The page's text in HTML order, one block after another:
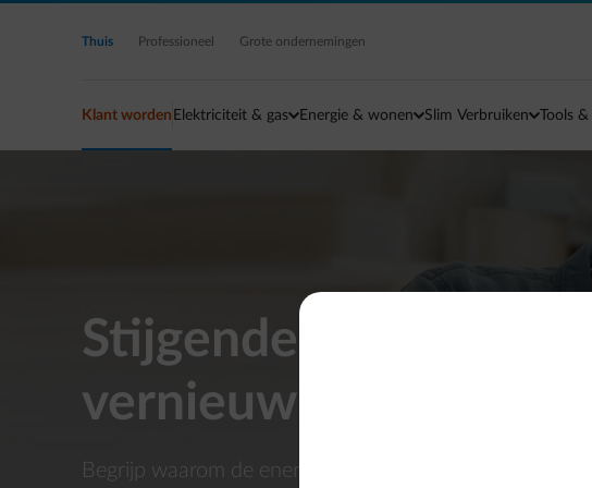
Ga naar de hoofdinhoud
Thuis Professioneel Grote ondernemingen
Klant worden Elektriciteit & gas Energie & wonen Slim Verbruiken Tools
Stijgende
vernieuwing van je
Begrijp waarom de energieprijzen stijgen en hoe je zelf